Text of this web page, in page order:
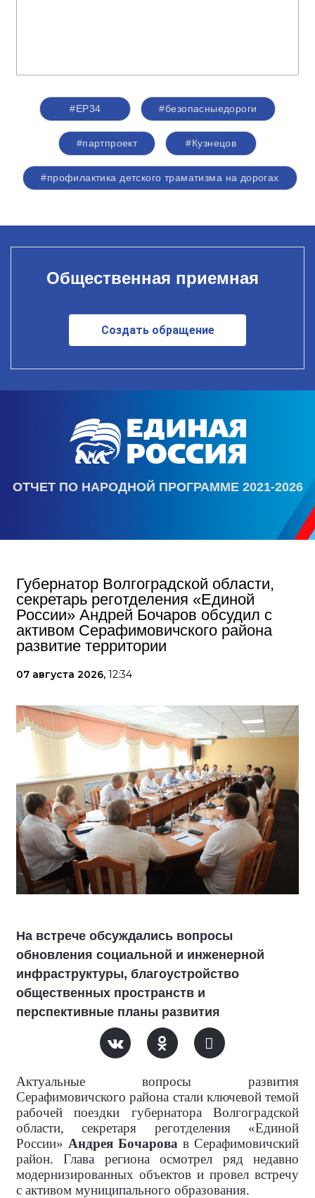
#ЕР34 #безопасныедороги
#партпроект #Кузнецов
#профилактика детского траматизма на дорогах
Общественная приемная
Создать обращение
ОТЧЕТ ПО НАРОДНОЙ ПРОГРАММЕ 2021-2026
Губернатор Волгоградской области,
секретарь реготделения «Единой
России» Андрей Бочаров обсудил с
активом Серафимовичского района
развитие территории
07 августа 2026, 12:34
На встрече обсуждались вопросы
обновления социальной и инженерной
инфраструктуры, благоустройство
общественных пространств и
перспективные планы развития
Актуальные вопросы развития
Серафимовичского района стали ключевой темой
рабочей поездки губернатора Волгоградской
области, секретаря реготделения «Единой
России» Андрея Бочарова в Серафимовичский
район. Глава региона осмотрел ряд недавно
модернизированных объектов и провел встречу
с активом муниципального образования.